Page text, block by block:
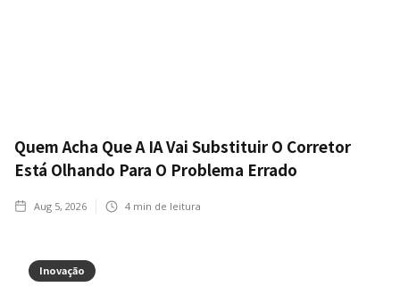
Quem Acha Que A IA Vai Substituir O Corretor
Está Olhando Para O Problema Errado
Aug 5, 2026 4 min de leitura
Inovação